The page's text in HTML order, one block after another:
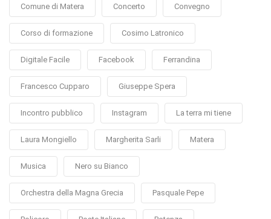
Comune di Matera Concerto Convegno
Corso di formazione Cosimo Latronico
Digitale Facile Facebook Ferrandina
Francesco Cupparo Giuseppe Spera
Incontro pubblico Instagram La terra mi tiene
Laura Mongiello Margherita Sarli Matera
Musica Nero su Bianco
Orchestra della Magna Grecia Pasquale Pepe